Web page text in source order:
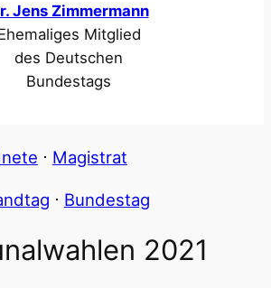
Jens Zimmermann
Mitglied
des Deutschen
Bundestags
⋅ Magistrat
⋅ Bundestag
2021